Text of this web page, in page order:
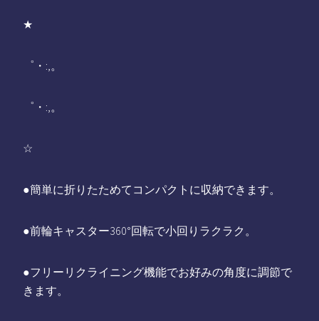
★
゜・:,。
゜・:,。
☆
●簡単に折りたためてコンパクトに収納できます。
●前輪キャスター360°回転で小回りラクラク。
●フリーリクライニング機能でお好みの角度に調節で
きます。